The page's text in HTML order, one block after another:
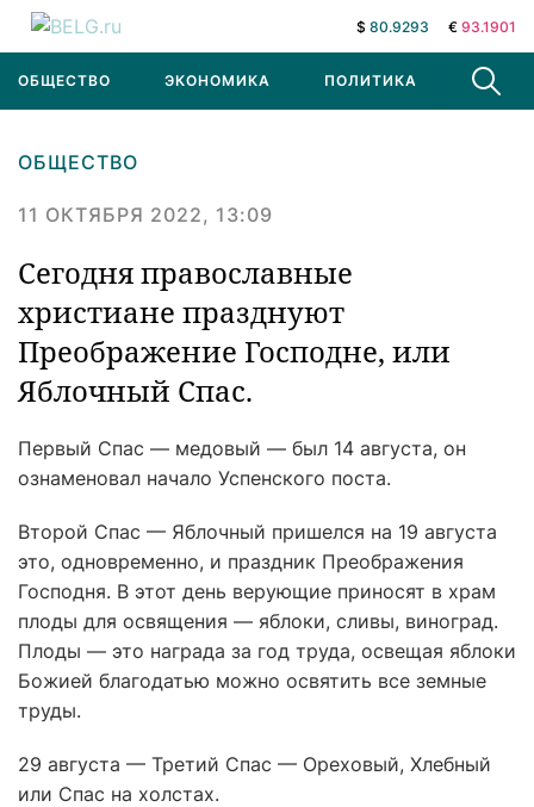
$ 80.9293 € 93.1901
ОБЩЕСТВО ЭКОНОМИКА ПОЛИТИКА В МИРЕ
ОБЩЕСТВО
11 ОКТЯБРЯ 2022, 13:09
Сегодня православные
христиане празднуют
Преображение Господне, или
Яблочный Спас.
Первый Спас — медовый — был 14 августа, он
ознаменовал начало Успенского поста.
Второй Спас — Яблочный пришелся на 19 августа
это, одновременно, и праздник Преображения
Господня. В этот день верующие приносят в храм
плоды для освящения — яблоки, сливы, виноград.
Плоды — это награда за год труда, освещая яблоки
Божией благодатью можно освятить все земные
труды.
29 августа — Третий Спас — Ореховый, Хлебный
или Спас на холстах.